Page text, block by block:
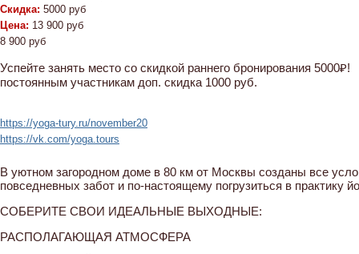
Скидка: 5000 руб
Цена: 13 900 руб
8 900 руб
Успейте занять место со скидкой раннего бронирования 5000₽!
постоянным участникам доп. скидка 1000 руб.
https://yoga-tury.ru/november20
https://vk.com/yoga.tours
В уютном загородном доме в 80 км от Москвы созданы все
повседневных забот и по-настоящему погрузиться в практику
СОБЕРИТЕ СВОИ ИДЕАЛЬНЫЕ ВЫХОДНЫЕ:
РАСПОЛАГАЮЩАЯ АТМОСФЕРА